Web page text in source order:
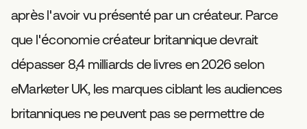
après l'avoir vu présenté par un créateur. Parce
que l'économie créateur britannique devrait
dépasser 8,4 milliards de livres en 2026 selon
eMarketer UK, les marques ciblant les audiences
britanniques ne peuvent pas se permettre de